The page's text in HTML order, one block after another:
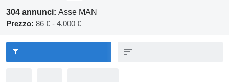
304 annunci: Asse MAN
Prezzo: 86 € - 4.000 €